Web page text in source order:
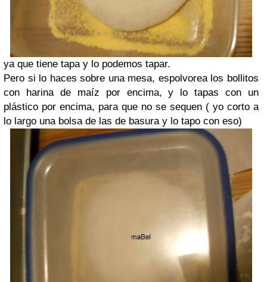
ya que tiene tapa y lo podemos tapar.
Pero si lo haces sobre una mesa, espolvorea los bollitos
con harina de maíz por encima, y lo tapas con un
plástico por encima, para que no se sequen ( yo corto a
lo largo una bolsa de las de basura y lo tapo con eso)